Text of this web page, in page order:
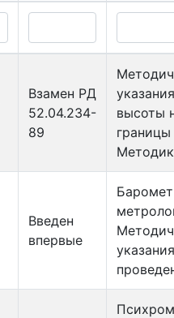
Взамен РД
52.04.234-
89
высоты
границы
Введен
впервые